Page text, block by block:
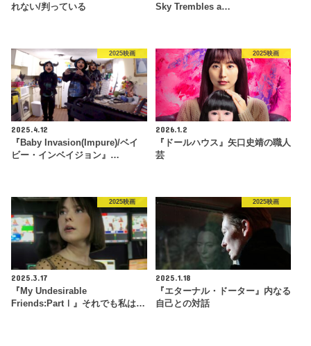
れない/判っている
Sky Trembles a…
2025映画
2025.4.12
『Baby Invasion(Impure)/ベイ
ビー・インベイジョン』…
2025映画
2026.1.2
『ドールハウス』矢口史靖の職人
芸
2025映画
2025.3.17
『My Undesirable
Friends:PartⅠ』それでも私は…
2025映画
2025.1.18
『エターナル・ドーター』内なる
自己との対話